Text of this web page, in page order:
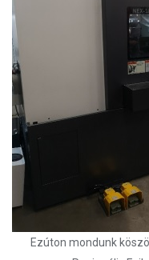
Ezúton mondunk